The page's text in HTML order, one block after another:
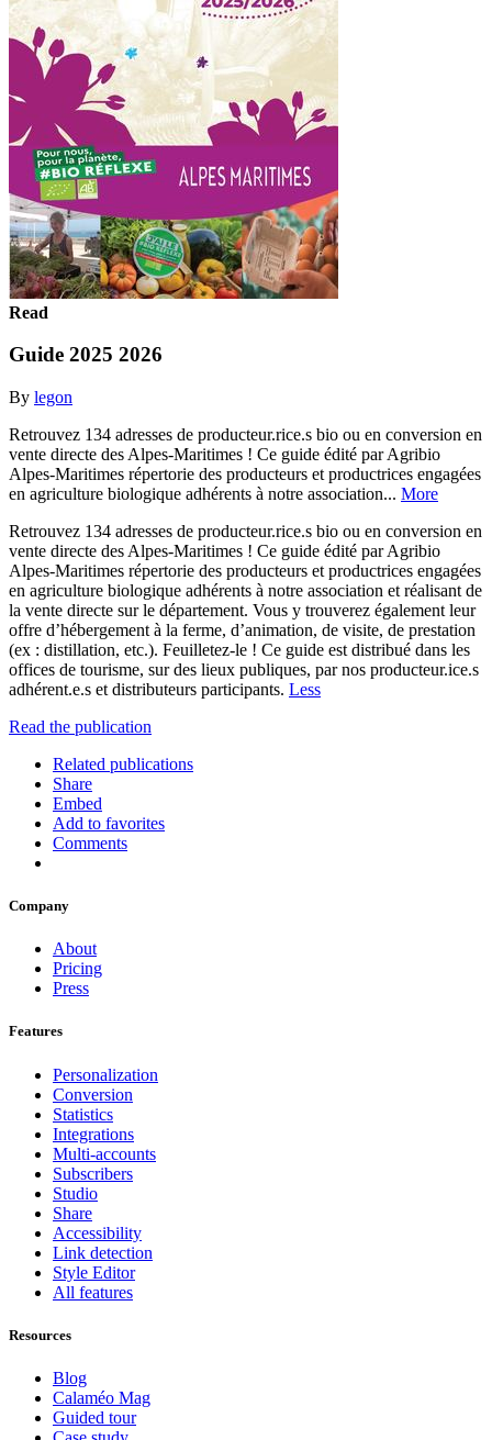
Read
Guide 2025 2026
By legon
Retrouvez 134 adresses de producteur.rice.s bio ou en conversion en
vente directe des Alpes-Maritimes ! Ce guide édité par Agribio
Alpes-Maritimes répertorie des producteurs et productrices engagées
en agriculture biologique adhérents à notre association... More
Retrouvez 134 adresses de producteur.rice.s bio ou en conversion en
vente directe des Alpes-Maritimes ! Ce guide édité par Agribio
Alpes-Maritimes répertorie des producteurs et productrices engagées
en agriculture biologique adhérents à notre association et réalisant de
la vente directe sur le département. Vous y trouverez également leur
offre d’hébergement à la ferme, d’animation, de visite, de prestation
(ex : distillation, etc.). Feuilletez-le ! Ce guide est distribué dans les
offices de tourisme, sur des lieux publiques, par nos producteur.ice.s
adhérent.e.s et distributeurs participants. Less
Read the publication
Related publications
Share
Embed
Add to favorites
Comments
Company
About
Pricing
Press
Features
Personalization
Conversion
Statistics
Integrations
Multi-accounts
Subscribers
Studio
Share
Accessibility
Link detection
Style Editor
All features
Resources
Blog
Calaméo Mag
Guided tour